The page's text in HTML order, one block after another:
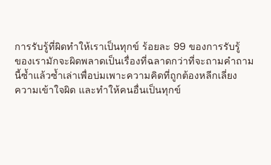
การรับรู้ที่ผิดทำให้เราเป็นทุกข์ ร้อยละ 99 ของการรับรู้
ของเรามักจะผิดพลาดเป็นเรื่องที่ฉลาดกว่าที่จะถามคำถาม
นี้ซ้ำแล้วซ้ำเล่าเพื่อบ่มเพาะความคิดที่ถูกต้องหลีกเลี่ยง
ความเข้าใจผิด และทำให้คนอื่นเป็นทุกข์